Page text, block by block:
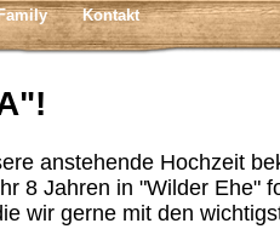
Kontakt
anstehende Hochzeit
8 Jahren in "Wilder Ehe"
wir gerne mit den